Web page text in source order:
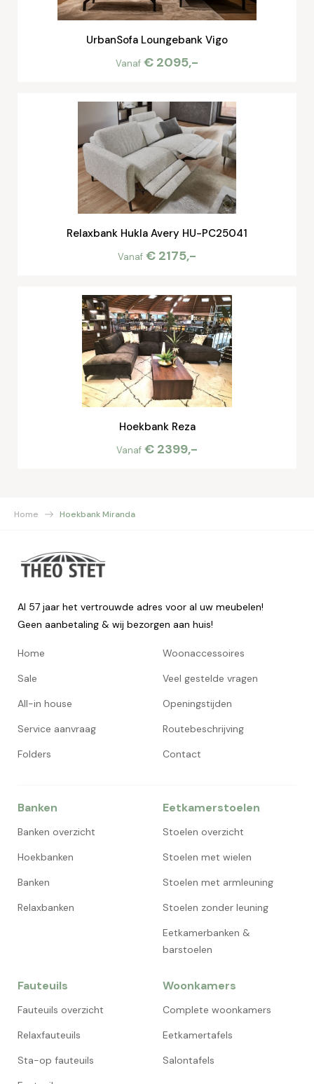
UrbanSofa Loungebank Vigo
Vanaf € 2095,-
Relaxbank Hukla Avery HU-PC25041
Vanaf € 2175,-
Hoekbank Reza
Vanaf € 2399,-
Home Hoekbank Miranda
Al 57 jaar het vertrouwde adres voor al uw meubelen!
Geen aanbetaling & wij bezorgen aan huis!
Home
Sale
All-in house
Service aanvraag
Folders
Woonaccessoires
Veel gestelde vragen
Openingstijden
Routebeschrijving
Contact
Banken
Banken overzicht
Hoekbanken
Banken
Relaxbanken
Eetkamerstoelen
Stoelen overzicht
Stoelen met wielen
Stoelen met armleuning
Stoelen zonder leuning
Eetkamerbanken &
barstoelen
Fauteuils
Fauteuils overzicht
Relaxfauteuils
Sta-op fauteuils
Woonkamers
Complete woonkamers
Eetkamertafels
Salontafels